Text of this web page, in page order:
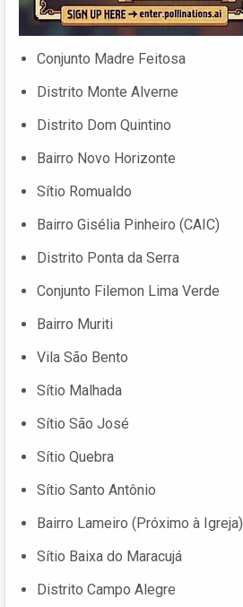
Conjunto Madre Feitosa
Distrito Monte Alverne
Distrito Dom Quintino
Bairro Novo Horizonte
Sítio Romualdo
Bairro Gisélia Pinheiro (CAIC)
Distrito Ponta da Serra
Conjunto Filemon Lima Verde
Bairro Muriti
Vila São Bento
Sítio Malhada
Sítio São José
Sítio Quebra
Sítio Santo Antônio
Bairro Lameiro (Próximo à Igreja)
Sítio Baixa do Maracujá
Distrito Campo Alegre